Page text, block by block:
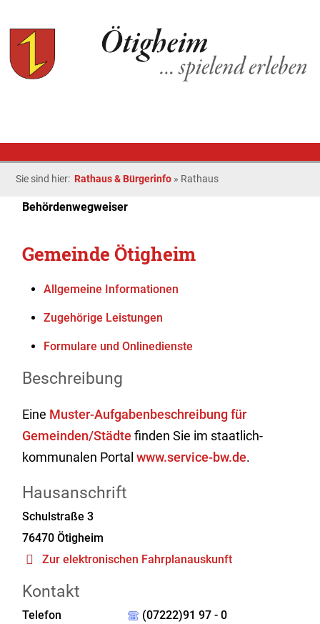
Sie sind hier: Rathaus & Bürgerinfo » Rathaus
Behördenwegweiser
Gemeinde Ötigheim
Allgemeine Informationen
Zugehörige Leistungen
Formulare und Onlinedienste
Beschreibung
Eine Muster-Aufgabenbeschreibung für
Gemeinden/Städte finden Sie im staatlich-
kommunalen Portalwww.service-bw.de.
Hausanschrift
Schulstraße 3
76470 Ötigheim
Zur elektronischen Fahrplanauskunft
Kontakt
Telefon
(07222)91 97 - 0